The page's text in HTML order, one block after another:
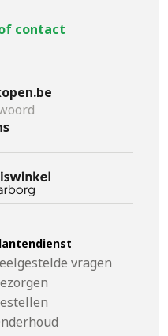
contact
vragen